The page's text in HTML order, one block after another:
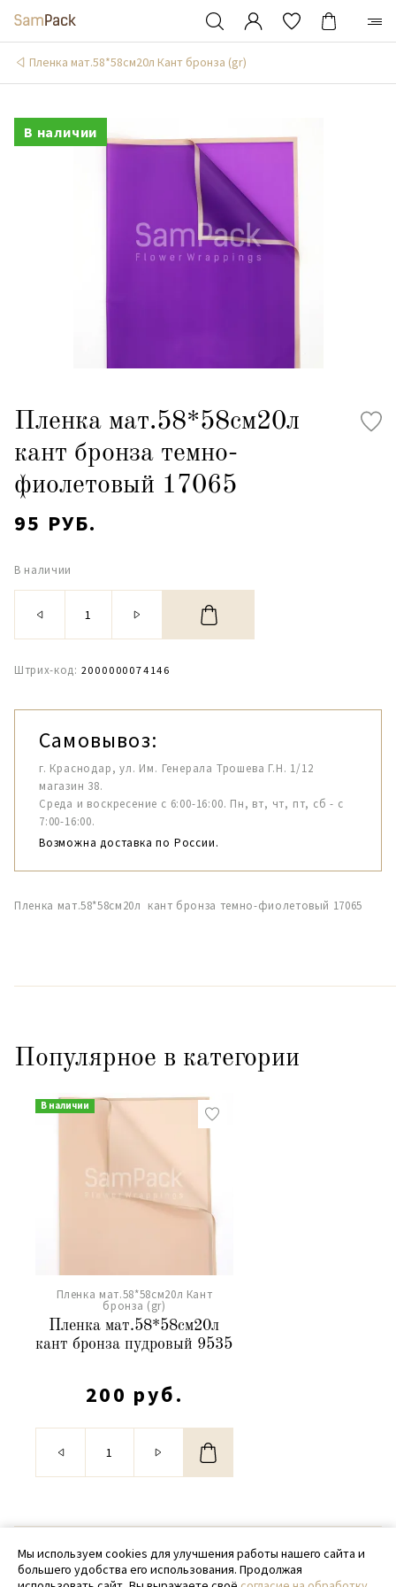
Пленка мат.58*58см20л Кант бронза (gr)
В наличии
Пленка мат.58*58см20л
кант бронза темно-
фиолетовый 17065
95 РУБ.
В наличии
Штрих-код: 2000000074146
Самовывоз:
г. Краснодар, ул. Им. Генерала Трошева Г.Н. 1/12
магазин 38.
Среда и воскресение с 6:00-16:00. Пн, вт, чт, пт, сб - с
7:00-16:00.
Возможна доставка по России.
Пленка мат.58*58см20л кант бронза темно-фиолетовый 17065
Популярное в категории
В наличии
Пленка мат.58*58см20л Кант
бронза (gr)
Пленка мат.58*58см20л
кант бронза пудровый 9535
200 руб.
© 2020 - 2026 SamPack
+ 7 (918) 699-97-87
Мы используем cookies для улучшения работы нашего сайта и
большего удобства его использования. Продолжая